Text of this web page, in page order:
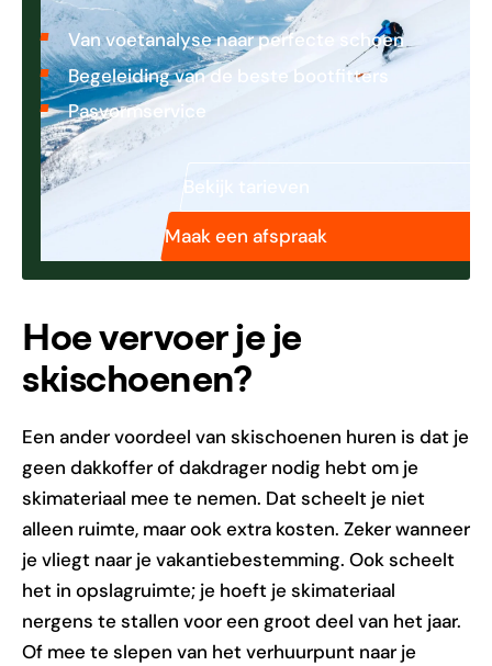
Van voetanalyse naar perfecte schoen
Begeleiding van de beste bootfitters
Pasvormservice
Bekijk tarieven
Maak een afspraak
Hoe vervoer je je
skischoenen?
Een ander voordeel van skischoenen huren is dat je
geen dakkoffer of dakdrager nodig hebt om je
skimateriaal mee te nemen. Dat scheelt je niet
alleen ruimte, maar ook extra kosten. Zeker wanneer
je vliegt naar je vakantiebestemming. Ook scheelt
het in opslagruimte; je hoeft je skimateriaal
nergens te stallen voor een groot deel van het jaar.
Of mee te slepen van het verhuurpunt naar je